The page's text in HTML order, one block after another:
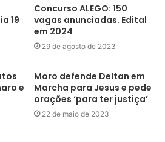
19
Concurso ALEGO: 150
vagas anunciadas. Edital
em 2024
29 de agosto de 2023
e
Moro defende Deltan em
Marcha para Jesus e pede
orações ‘para ter justiça’
22 de maio de 2023